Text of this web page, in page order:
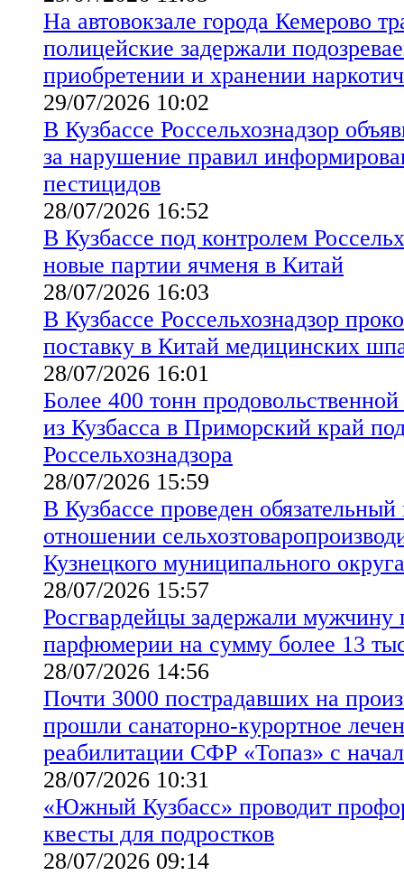
На автовокзале города Кемерово
полицейские задержали
приобретении и хранении
29/07/2026 10:02
В Кузбассе Россельхознадзор
за нарушение правил
пестицидов
28/07/2026 16:52
В Кузбассе под контролем
новые партии ячменя в Китай
28/07/2026 16:03
В Кузбассе Россельхознадзор
поставку в Китай медицинских
28/07/2026 16:01
Более 400 тонн
из Кузбасса в Приморский край
Россельхознадзора
28/07/2026 15:59
В Кузбассе проведен
отношении
Кузнецкого муниципального округа
28/07/2026 15:57
Росгвардейцы задержали мужчину
парфюмерии на сумму более 13
28/07/2026 14:56
Почти 3000 пострадавших на
прошли санаторно-курортное
реабилитации СФР «Топаз» с
28/07/2026 10:31
«Южный Кузбасс» проводит
квесты для подростков
28/07/2026 09:14